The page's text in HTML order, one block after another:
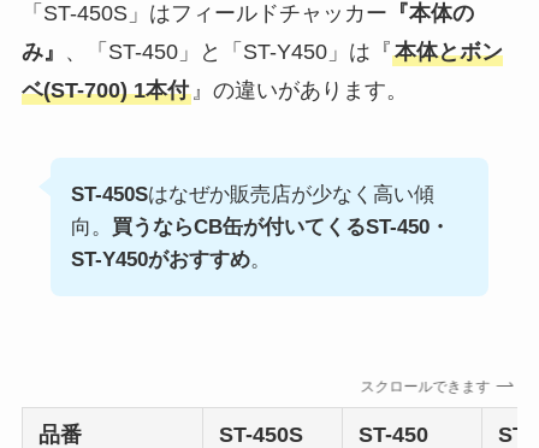
「ST-450S」はフィールドチャッカー 『本体の
み』 、「ST-450」と「ST-Y450」は『本体とボン
ベ(ST-700) 1本付』の違いがあります。
ST-450Sはなぜか販売店が少なく高い傾
向。 買うならCB缶が付いてくるST-450・
ST-Y450がおすすめ。
スクロールできます
品番 ST-450S ST-450 ST-